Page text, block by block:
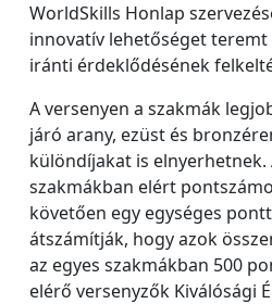
WorldSkills Honlap
innovatív lehetőséget teremt
iránti érdeklődésének
A versenyen a szakmák
járó arany, ezüst és
különdíjakat is elnyerhetnek.
szakmákban elért
követően egy egységes
átszámítják, hogy azok
az egyes szakmákban 500
elérő versenyzők Kiválósági